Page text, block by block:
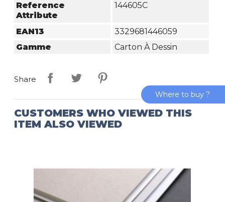
Reference
Attribute
144605C
EAN13
3329681446059
Gamme
Carton À Dessin
Share
CUSTOMERS WHO VIEWED THIS
ITEM ALSO VIEWED
Where to buy ?